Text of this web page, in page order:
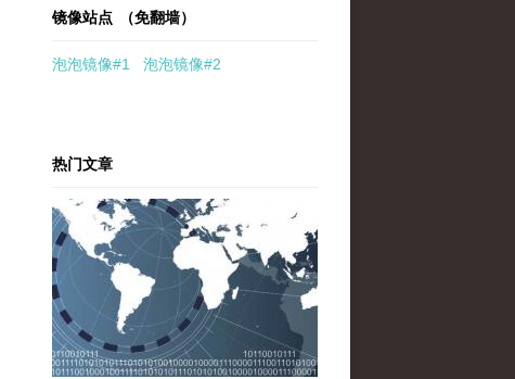
镜像站点 （免翻墙）
泡泡镜像#1 泡泡镜像#2
热门文章